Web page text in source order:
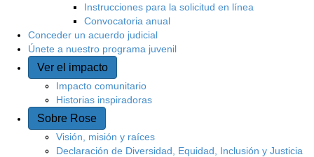
Instrucciones para la solicitud en línea
Convocatoria anual
Conceder un acuerdo judicial
Únete a nuestro programa juvenil
Ver el impacto
Impacto comunitario
Historias inspiradoras
Sobre Rose
Visión, misión y raíces
Declaración de Diversidad, Equidad, Inclusión y Justicia